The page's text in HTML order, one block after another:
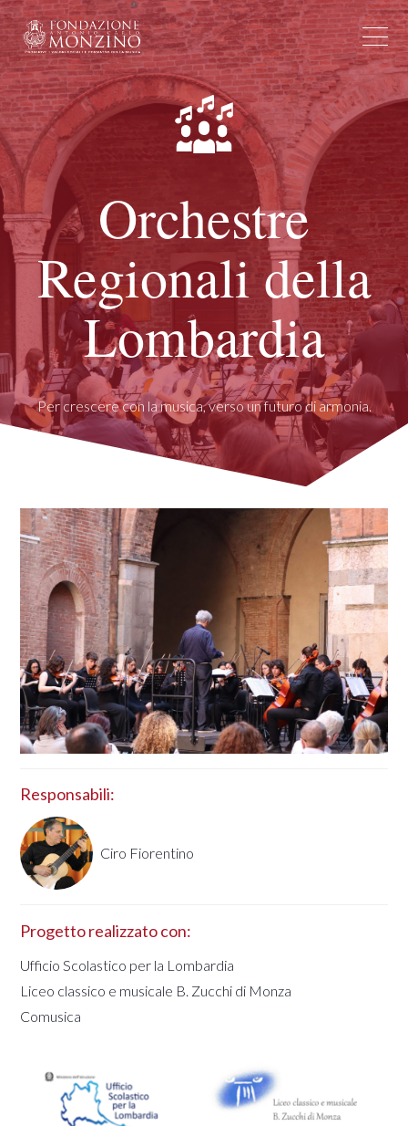
Orchestre
Regionali della
Lombardia
Per crescere con la musica, verso un futuro di armonia.
Responsabili:
Ciro Fiorentino
Progetto realizzato con:
Ufficio Scolastico per la Lombardia
Liceo classico e musicale B. Zucchi di Monza
Comusica